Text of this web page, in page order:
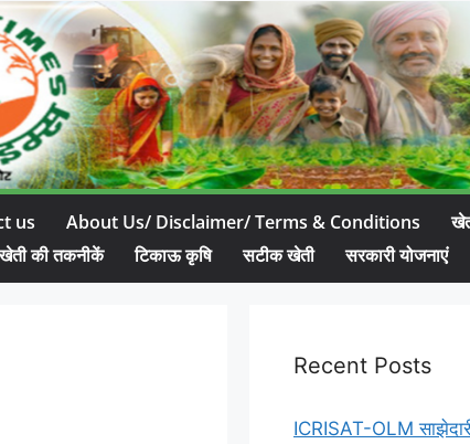
us About Us/ Disclaimer/ Terms & Conditions
की तकनीकें टिकाऊ कृषि सटीक खेती सरकारी योजनाएं
Recent Posts
ICRISAT-OLM